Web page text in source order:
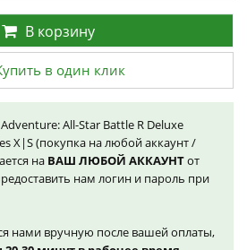
В корзину
в один клик
All-Star Battle R Deluxe
X|S (покупка на любой аккаунт /
на ВАШ ЛЮБОЙ АККАУНТот
нам логин и пароль при
нами вручную после вашей оплаты,